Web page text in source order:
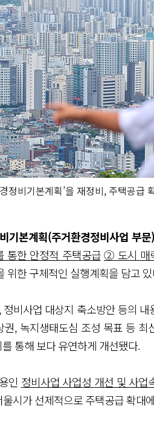
정비기본계획’을 재정비, 주택공급
기본계획(주거환경정비사업 부문
한 안정적 주택공급 ② 도시 매
위한 구체적인 실행계획을 담고
비사업 대상지 축소방안 등의
, 녹지생태도심 조성 목표 등 최
통해 보다 유연하게 개선됐다.
인 정비사업 사업성 개선 및 사업
시가 선제적으로 주택공급 확대